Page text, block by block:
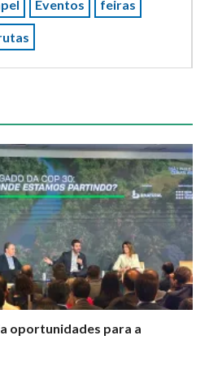
Eventos feiras
oportunidades para a